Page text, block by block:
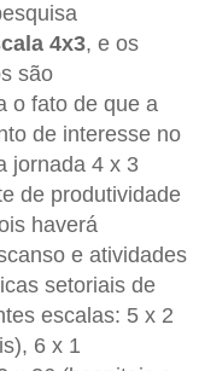
4x3, e os
são
o fato de que a
de interesse no
jornada 4 x 3
de produtividade
haverá
e atividades
setoriais de
escalas: 5 x 2
6 x 1